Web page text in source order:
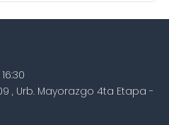
, Urb. Mayorazgo 4ta Etapa -